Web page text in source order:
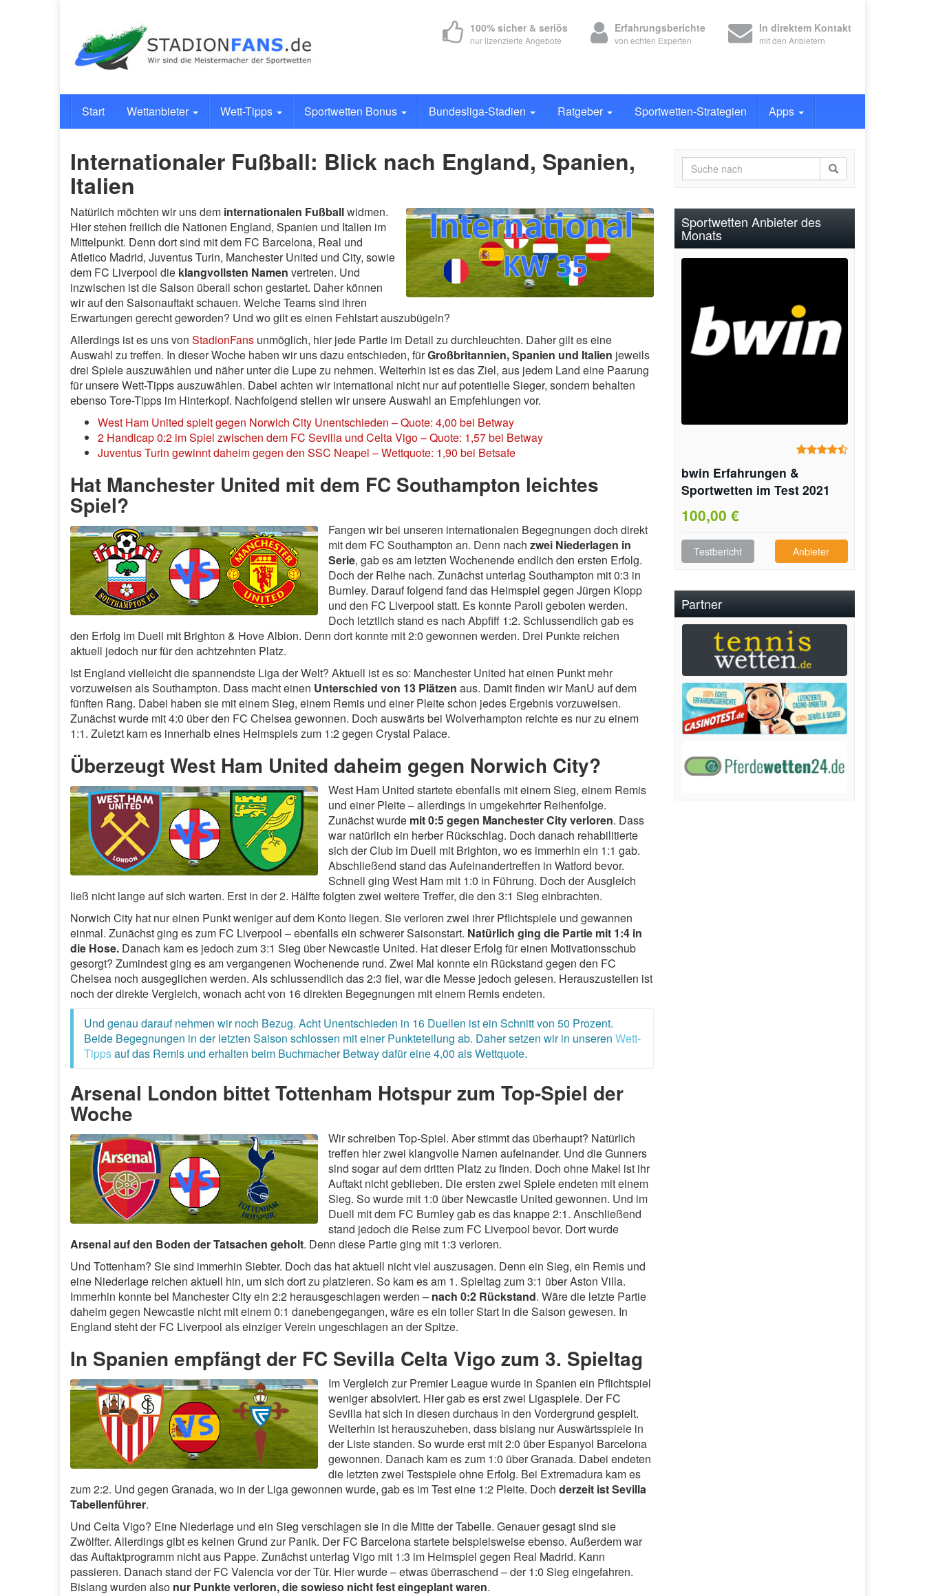
100% sicher & seriös
nur lizenzierte Angebote
Erfahrungsberichte
von echten Experten
In direktem Kontakt
mit den Anbietern
Start Wettanbieter Wett-Tipps Sportwetten Bonus Bundesliga-Stadien Ratgeber Sportwetten-Strategien Apps
Internationaler Fußball: Blick nach England, Spanien,
Italien
Natürlich möchten wir uns dem internationalen Fußballwidmen.
Hier stehen freilich die Nationen England, Spanien und Italien im
Mittelpunkt. Denn dort sind mit dem FC Barcelona, Real und
Atletico Madrid, Juventus Turin, Manchester United und City, sowie
dem FC Liverpool die klangvollsten Namen vertreten. Und
inzwischen ist die Saison überall schon gestartet. Daher können
wir auf den Saisonauftakt schauen. Welche Teams sind ihren
Erwartungen gerecht geworden? Und wo gilt es einen Fehlstart auszubügeln?
Allerdings ist es uns von StadionFans unmöglich, hier jede Partie im Detail zu durchleuchten. Daher gilt es eine
Auswahl zu treffen. In dieser Woche haben wir uns dazu entschieden, fürGroßbritannien, Spanien und Italien jeweils
drei Spiele auszuwählen und näher unter die Lupe zu nehmen. Weiterhin ist es das Ziel, aus jedem Land eine Paarung
für unsere Wett-Tipps auszuwählen. Dabei achten wir international nicht nur auf potentielle Sieger, sondern behalten
ebenso Tore-Tipps im Hinterkopf. Nachfolgend stellen wir unsere Auswahl an Empfehlungen vor.
West Ham United spielt gegen Norwich City Unentschieden – Quote: 4,00 bei Betway
2 Handicap 0:2 im Spiel zwischen dem FC Sevilla und Celta Vigo – Quote: 1,57 bei Betway
Juventus Turin gewinnt daheim gegen den SSC Neapel – Wettquote: 1,90 bei Betsafe
Hat Manchester United mit dem FC Southampton leichtes
Spiel?
Fangen wir bei unseren internationalen Begegnungen doch direkt
mit dem FC Southampton an. Denn nach zwei Niederlagen in
Serie, gab es am letzten Wochenende endlich den ersten Erfolg.
Doch der Reihe nach. Zunächst unterlag Southampton mit 0:3 in
Burnley. Darauf folgend fand das Heimspiel gegen Jürgen Klopp
und den FC Liverpool statt. Es konnte Paroli geboten werden.
Doch letztlich stand es nach Abpfiff 1:2. Schlussendlich gab es
den Erfolg im Duell mit Brighton & Hove Albion. Denn dort konnte mit 2:0 gewonnen werden. Drei Punkte reichen
aktuell jedoch nur für den achtzehnten Platz.
Ist England vielleicht die spannendste Liga der Welt? Aktuell ist es so: Manchester United hat einen Punkt mehr
vorzuweisen als Southampton. Dass macht einen Unterschied von 13 Plätzen aus. Damit finden wir ManU auf dem
fünften Rang. Dabei haben sie mit einem Sieg, einem Remis und einer Pleite schon jedes Ergebnis vorzuweisen.
Zunächst wurde mit 4:0 über den FC Chelsea gewonnen. Doch auswärts bei Wolverhampton reichte es nur zu einem
1:1. Zuletzt kam es innerhalb eines Heimspiels zum 1:2 gegen Crystal Palace.
Überzeugt West Ham United daheim gegen Norwich City?
West Ham United startete ebenfalls mit einem Sieg, einem Remis
und einer Pleite – allerdings in umgekehrter Reihenfolge.
Zunächst wurde mit 0:5 gegen Manchester City verloren. Dass
war natürlich ein herber Rückschlag. Doch danach rehabilitierte
sich der Club im Duell mit Brighton, wo es immerhin ein 1:1 gab.
Abschließend stand das Aufeinandertreffen in Watford bevor.
Schnell ging West Ham mit 1:0 in Führung. Doch der Ausgleich
ließ nicht lange auf sich warten. Erst in der 2. Hälfte folgten zwei weitere Treffer, die den 3:1 Sieg einbrachten.
Norwich City hat nur einen Punkt weniger auf dem Konto liegen. Sie verloren zwei ihrer Pflichtspiele und gewannen
einmal. Zunächst ging es zum FC Liverpool – ebenfalls ein schwerer Saisonstart. Natürlich ging die Partie mit 1:4 in
die Hose. Danach kam es jedoch zum 3:1 Sieg über Newcastle United. Hat dieser Erfolg für einen Motivationsschub
gesorgt? Zumindest ging es am vergangenen Wochenende rund. Zwei Mal konnte ein Rückstand gegen den FC
Chelsea noch ausgeglichen werden. Als schlussendlich das 2:3 fiel, war die Messe jedoch gelesen. Herauszustellen ist
noch der direkte Vergleich, wonach acht von 16 direkten Begegnungen mit einem Remis endeten.
Und genau darauf nehmen wir noch Bezug. Acht Unentschieden in 16 Duellen ist ein Schnitt von 50 Prozent.
Beide Begegnungen in der letzten Saison schlossen mit einer Punkteteilung ab. Daher setzen wir in unseren Wett-
Tippsauf das Remis und erhalten beim Buchmacher Betway dafür eine 4,00 als Wettquote.
Arsenal London bittet Tottenham Hotspur zum Top-Spiel der
Woche
Wir schreiben Top-Spiel. Aber stimmt das überhaupt? Natürlich
treffen hier zwei klangvolle Namen aufeinander. Und die Gunners
sind sogar auf dem dritten Platz zu finden. Doch ohne Makel ist ihr
Auftakt nicht geblieben. Die ersten zwei Spiele endeten mit einem
Sieg. So wurde mit 1:0 über Newcastle United gewonnen. Und im
Duell mit dem FC Burnley gab es das knappe 2:1. Anschließend
stand jedoch die Reise zum FC Liverpool bevor. Dort wurde
Arsenal auf den Boden der Tatsachen geholt. Denn diese Partie ging mit 1:3 verloren.
Und Tottenham? Sie sind immerhin Siebter. Doch das hat aktuell nicht viel auszusagen. Denn ein Sieg, ein Remis und
eine Niederlage reichen aktuell hin, um sich dort zu platzieren. So kam es am 1. Spieltag zum 3:1 über Aston Villa.
Immerhin konnte bei Manchester City ein 2:2 herausgeschlagen werden – nach 0:2 Rückstand. Wäre die letzte Partie
daheim gegen Newcastle nicht mit einem 0:1 danebengegangen, wäre es ein toller Start in die Saison gewesen. In
England steht der FC Liverpool als einziger Verein ungeschlagen an der Spitze.
In Spanien empfängt der FC Sevilla Celta Vigo zum 3. Spieltag
Im Vergleich zur Premier League wurde in Spanien ein Pflichtspiel
weniger absolviert. Hier gab es erst zwei Ligaspiele. Der FC
Sevilla hat sich in diesen durchaus in den Vordergrund gespielt.
Weiterhin ist herauszuheben, dass bislang nur Auswärtsspiele in
der Liste standen. So wurde erst mit 2:0 über Espanyol Barcelona
gewonnen. Danach kam es zum 1:0 über Granada. Dabei endeten
die letzten zwei Testspiele ohne Erfolg. Bei Extremadura kam es
zum 2:2. Und gegen Granada, wo in der Liga gewonnen wurde, gab es im Test eine 1:2 Pleite. Doch derzeit ist Sevilla
Tabellenführer.
Und Celta Vigo? Eine Niederlage und ein Sieg verschlagen sie in die Mitte der Tabelle. Genauer gesagt sind sie
Zwölfter. Allerdings gibt es keinen Grund zur Panik. Der FC Barcelona startete beispielsweise ebenso. Außerdem war
das Auftaktprogramm nicht aus Pappe. Zunächst unterlag Vigo mit 1:3 im Heimspiel gegen Real Madrid. Kann
passieren. Danach stand der FC Valencia vor der Tür. Hier wurde – etwas überraschend – der 1:0 Sieg eingefahren.
Bislang wurden also nur Punkte verloren, die sowieso nicht fest eingeplant waren.
Sportwetten Anbieter des
Monats
bwin Erfahrungen &
Sportwetten im Test 2021
100,00 €
Testbericht Anbieter
Partner